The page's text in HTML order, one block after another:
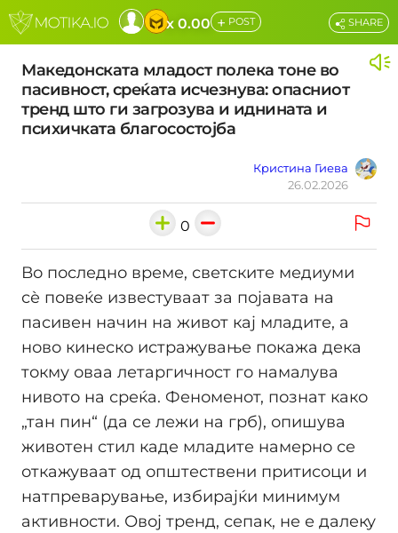
x 0.00 + POST
Македонската младост полека тоне во
пасивност, среќата исчезнува: опасниот
тренд што ги загрозува и иднината и
психичката благосостојба
Кристина Гиева
26.02.2026
SHARE
0
Во последно време, светските медиуми
сѐ повеќе известуваат за појавата на
пасивен начин на живот кај младите, а
ново кинеско истражување покажа дека
токму оваа летаргичност го намалува
нивото на среќа. Феноменот, познат како
„тан пин“ (да се лежи на грб), опишува
животен стил каде младите намерно се
откажуваат од општествени притисоци и
натпреварување, избирајќи минимум
активности. Овој тренд, сепак, не е далеку